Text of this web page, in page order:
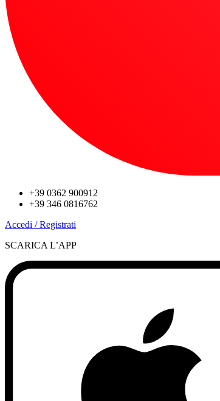
+39 0362 900912
+39 346 0816762
Accedi / Registrati
SCARICA L’APP